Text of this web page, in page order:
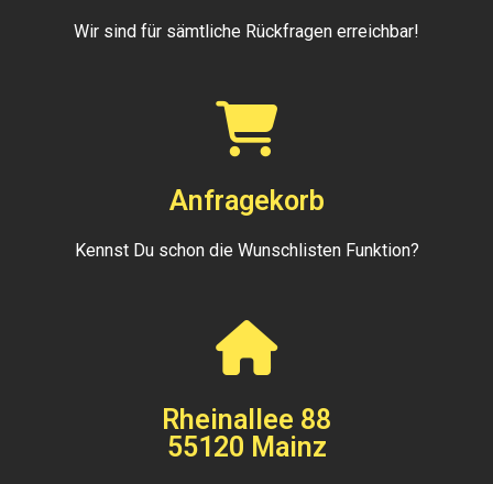
Wir sind für sämtliche Rückfragen erreichbar!
Anfragekorb
Kennst Du schon die Wunschlisten Funktion?
Rheinallee 88
55120 Mainz